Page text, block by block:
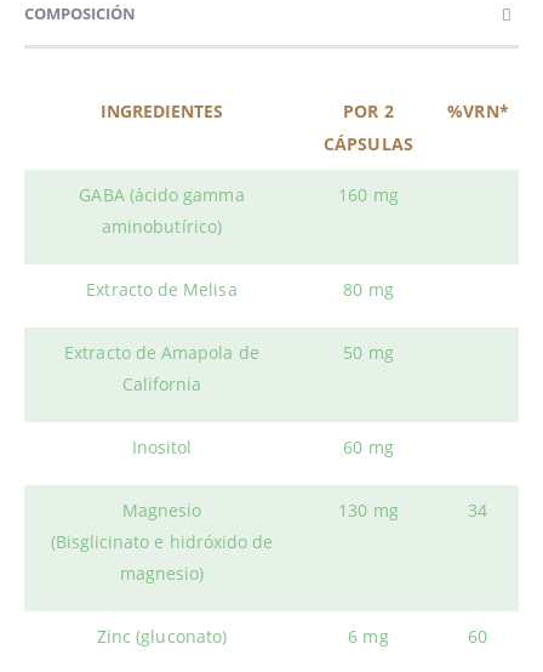
COMPOSICIÓN
INGREDIENTES
POR 2
CÁPSULAS
%VRN*
GABA (ácido gamma
aminobutírico)
160 mg
Extracto de Melisa 80 mg
Extracto de Amapola de
California
50 mg
Inositol 60 mg
Magnesio
(Bisglicinato e hidróxido de
magnesio)
130 mg 34
Zinc (gluconato) 6 mg 60